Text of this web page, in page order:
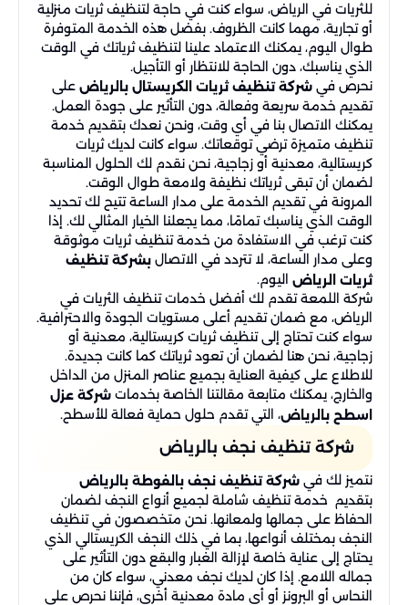
للثريات في الرياض، سواء كنت في حاجة لتنظيف ثريات منزلية
أو تجارية، مهما كانت الظروف. بفضل هذه الخدمة المتوفرة
طوال اليوم، يمكنك الاعتماد علينا لتنظيف ثرياتك في الوقت
الذي يناسبك، دون الحاجة للانتظار أو التأجيل.
نحرص في شركة تنظيف ثريات الكريستال بالرياض على
تقديم خدمة سريعة وفعالة، دون التأثير على جودة العمل.
يمكنك الاتصال بنا في أي وقت، ونحن نعدك بتقديم خدمة
تنظيف متميزة ترضي توقعاتك. سواء كانت لديك ثريات
كريستالية، معدنية أو زجاجية، نحن نقدم لك الحلول المناسبة
لضمان أن تبقى ثرياتك نظيفة ولامعة طوال الوقت.
المرونة في تقديم الخدمة على مدار الساعة تتيح لك تحديد
الوقت الذي يناسبك تمامًا، مما يجعلنا الخيار المثالي لك. إذا
كنت ترغب في الاستفادة من خدمة تنظيف ثريات موثوقة
وعلى مدار الساعة، لا تتردد في الاتصال بشركة تنظيف
ثريات الرياض اليوم.
شركة اللمعة تقدم لك أفضل خدمات تنظيف الثريات في
الرياض، مع ضمان تقديم أعلى مستويات الجودة والاحترافية.
سواء كنت تحتاج إلى تنظيف ثريات كريستالية، معدنية أو
زجاجية، نحن هنا لضمان أن تعود ثرياتك كما كانت جديدة.
للاطلاع على كيفية العناية بجميع عناصر المنزل من الداخل
والخارج، يمكنك متابعة مقالتنا الخاصة بخدمات شركة عزل
اسطح بالرياض، التي تقدم حلول حماية فعالة للأسطح.
شركة تنظيف نجف بالرياض
نتميز لك في شركة تنظيف نجف بالفوطة بالرياض
بتقديم خدمة تنظيف شاملة لجميع أنواع النجف لضمان
الحفاظ على جمالها ولمعانها. نحن متخصصون في تنظيف
النجف بمختلف أنواعها، بما في ذلك النجف الكريستالي الذي
يحتاج إلى عناية خاصة لإزالة الغبار والبقع دون التأثير على
جماله اللامع. إذا كان لديك نجف معدني، سواء كان من
النحاس أو البرونز أو أي مادة معدنية أخرى، فإننا نحرص على